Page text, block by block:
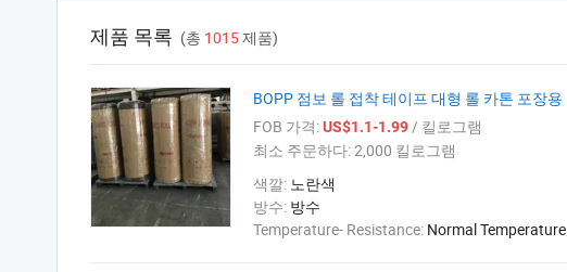
제품 목록 (총 1015제품)
BOPP 점보 롤 접착 테이프 대형 롤 카톤 포장용
FOB 가격:US$1.1-1.99/ 킬로그램
최소 주문하다:2,000 킬로그램
색깔: 노란색
방수: 방수
Temperature- Resistance: Normal Temperature